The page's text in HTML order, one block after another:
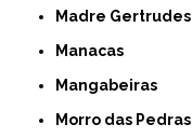
Madre Gertrudes
Manacas
Mangabeiras
Morro das Pedras